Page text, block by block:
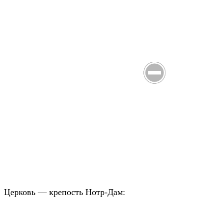
Церковь — крепость Нотр-Дам: